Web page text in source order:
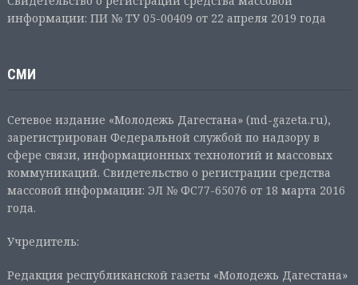
информации: ПИ № ТУ 05-00409 от 22 апреля 2019 года
СМИ
Сетевое издание «Молодежь Дагестана» (md-gazeta.ru),
зарегистрирован Федеральной службой по надзору в
сфере связи, информационных технологий и массовых
коммуникаций. Свидетельство о регистрации средства
массовой информации: ЭЛ № ФС77-65076 от 18 марта 2016
года.
Учредитель:
Редакция республиканской газеты «Молодежь Дагестана»